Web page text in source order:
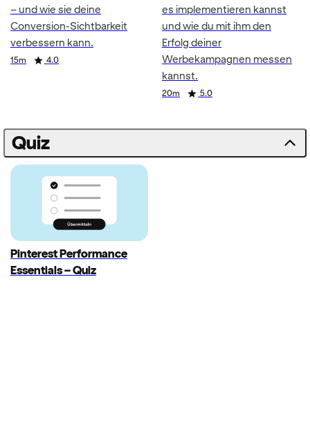
– und wie sie deine
Conversion-Sichtbarkeit
verbessern kann.
Duration
15m
Rating 4.0
es implementieren kannst
und wie du mit ihm den
Erfolg deiner
Werbekampagnen messen
kannst.
20m 5.0
Quiz
Pinterest Performance
Essentials – Quiz